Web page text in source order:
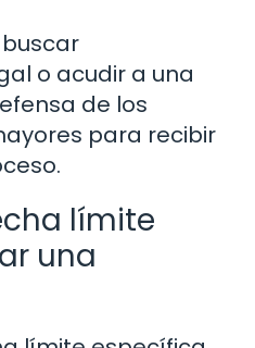
o acudir a una
de los
para recibir
límite
una